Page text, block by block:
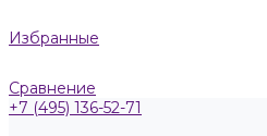
Избранные
Сравнение
+7 (495) 136-52-71